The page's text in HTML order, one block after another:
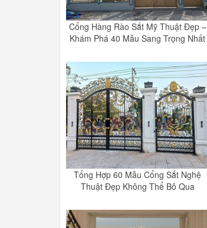
Cổng Hàng Rào Sắt Mỹ Thuật Đẹp –
Khám Phá 40 Mẫu Sang Trọng Nhất
Tổng Hợp 60 Mẫu Cổng Sắt Nghệ
Thuật Đẹp Không Thể Bỏ Qua